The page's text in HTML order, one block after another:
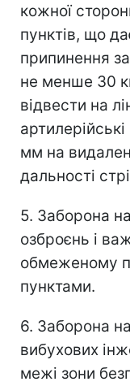
кожної
пунктів, що
припинення
не менше 30
відвести на
мм на
дальності
5. Заборона
озброєнь і
обмеженому
пунктами.
6. Заборона
вибухових
межі зони